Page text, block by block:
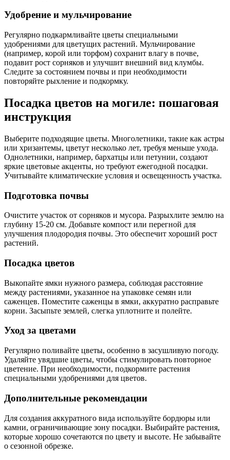
Удобрение и мульчирование
Регулярно подкармливайте цветы специальными
удобрениями для цветущих растений. Мульчирование
(например, корой или торфом) сохранит влагу в почве,
подавит рост сорняков и улучшит внешний вид клумбы.
Следите за состоянием почвы и при необходимости
повторяйте рыхление и подкормку.
Посадка цветов на могиле: пошаговая
инструкция
Выберите подходящие цветы. Многолетники, такие как астры
или хризантемы, цветут несколько лет, требуя меньше ухода.
Однолетники, например, бархатцы или петунии, создают
яркие цветовые акценты, но требуют ежегодной посадки.
Учитывайте климатические условия и освещенность участка.
Подготовка почвы
Очистите участок от сорняков и мусора. Разрыхлите землю на
глубину 15-20 см. Добавьте компост или перегной для
улучшения плодородия почвы. Это обеспечит хороший рост
растений.
Посадка цветов
Выкопайте ямки нужного размера, соблюдая расстояние
между растениями, указанное на упаковке семян или
саженцев. Поместите саженцы в ямки, аккуратно расправьте
корни. Засыпьте землей, слегка уплотните и полейте.
Уход за цветами
Регулярно поливайте цветы, особенно в засушливую погоду.
Удаляйте увядшие цветы, чтобы стимулировать повторное
цветение. При необходимости, подкормите растения
специальными удобрениями для цветов.
Дополнительные рекомендации
Для создания аккуратного вида используйте бордюры или
камни, ограничивающие зону посадки. Выбирайте растения,
которые хорошо сочетаются по цвету и высоте. Не забывайте
о сезонной обрезке.